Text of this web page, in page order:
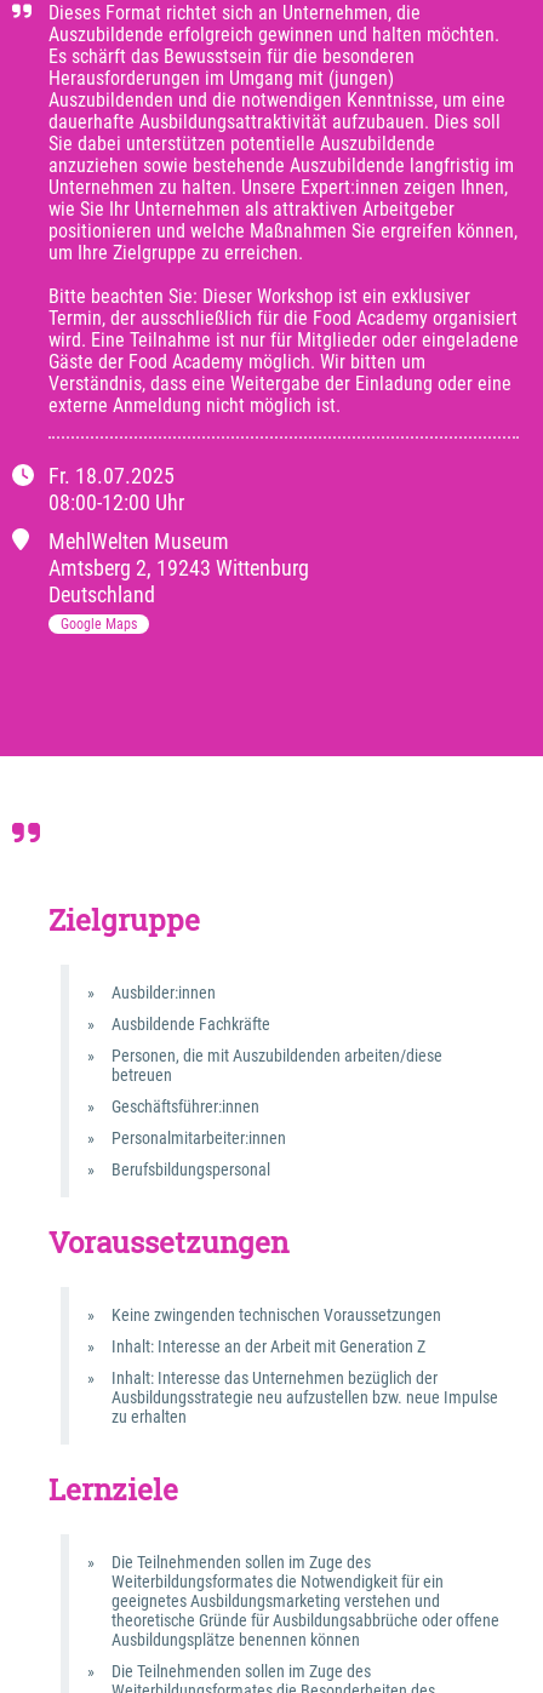
Fr. 18.07.2025
08:00-12:00 Uhr
MehlWelten Museum
Amtsberg 2, 19243 Wittenburg
Deutschland
Google Maps
Dieses Format richtet sich an Unternehmen, die
Auszubildende erfolgreich gewinnen und halten möchten.
Es schärft das Bewusstsein für die besonderen
Herausforderungen im Umgang mit (jungen)
Auszubildenden und die notwendigen Kenntnisse, um eine
dauerhafte Ausbildungsattraktivität aufzubauen. Dies soll
Sie dabei unterstützen potentielle Auszubildende
anzuziehen sowie bestehende Auszubildende langfristig im
Unternehmen zu halten. Unsere Expert:innen zeigen Ihnen,
wie Sie Ihr Unternehmen als attraktiven Arbeitgeber
positionieren und welche Maßnahmen Sie ergreifen können,
um Ihre Zielgruppe zu erreichen.
Bitte beachten Sie: Dieser Workshop ist ein exklusiver
Termin, der ausschließlich für die Food Academy organisiert
wird. Eine Teilnahme ist nur für Mitglieder oder eingeladene
Gäste der Food Academy möglich. Wir bitten um
Verständnis, dass eine Weitergabe der Einladung oder eine
externe Anmeldung nicht möglich ist.
Zielgruppe
Ausbilder:innen
Ausbildende Fachkräfte
Personen, die mit Auszubildenden arbeiten/diese
betreuen
Geschäftsführer:innen
Personalmitarbeiter:innen
Berufsbildungspersonal
Voraussetzungen
Keine zwingenden technischen Voraussetzungen
Inhalt: Interesse an der Arbeit mit Generation Z
Inhalt: Interesse das Unternehmen bezüglich der
Ausbildungsstrategie neu aufzustellen bzw. neue Impulse
zu erhalten
Lernziele
Die Teilnehmenden sollen im Zuge des
Weiterbildungsformates die Notwendigkeit für ein
geeignetes Ausbildungsmarketing verstehen und
theoretische Gründe für Ausbildungsabbrüche oder offene
Ausbildungsplätze benennen können
Die Teilnehmenden sollen im Zuge des